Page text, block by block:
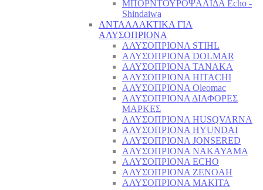
ΜΠΟΡΝΤΟΥΡΟΨΑΛΙΔΑ Echo -
Shindaiwa
ΑΝΤΑΛΛΑΚΤΙΚΑ ΓΙΑ
ΑΛΥΣΟΠΡΙΟΝΑ
ΑΛΥΣΟΠΡΙΟΝΑ STIHL
ΑΛΥΣΟΠΡΙΟΝΑ DOLMAR
ΑΛΥΣΟΠΡΙΟΝΑ TANAKA
ΑΛΥΣΟΠΡΙΟΝΑ HITACHI
ΑΛΥΣΟΠΡΙΟΝΑ Oleomac
ΑΛΥΣΟΠΡΙΟΝΑ ΔΙΑΦΟΡΕΣ
ΜΑΡΚΕΣ
ΑΛΥΣΟΠΡΙΟΝΑ HUSQVARNA
ΑΛΥΣΟΠΡΙΟΝΑ HYUNDAI
ΑΛΥΣΟΠΡΙΟΝΑ JONSERED
ΑΛΥΣΟΠΡΙΟΝΑ NAKAYAMA
ΑΛΥΣΟΠΡΙΟΝΑ ECHO
ΑΛΥΣΟΠΡΙΟΝΑ ZENOAH
ΑΛΥΣΟΠΡΙΟΝΑ MAKITA